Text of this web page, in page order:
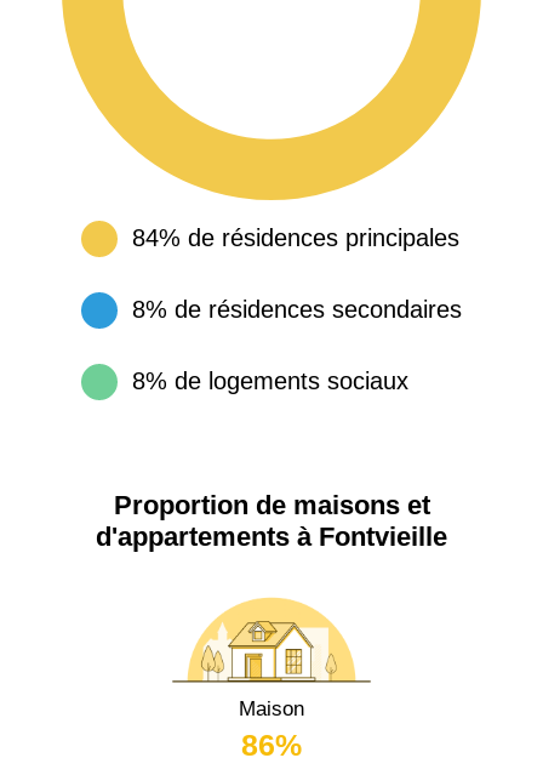
84% de résidences principales
8% de résidences secondaires
8% de logements sociaux
Proportion de maisons et
d'appartements à Fontvieille
Maison
86%